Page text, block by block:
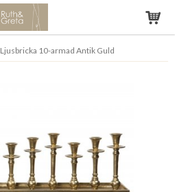
Ljusbricka 10-armad Antik Guld